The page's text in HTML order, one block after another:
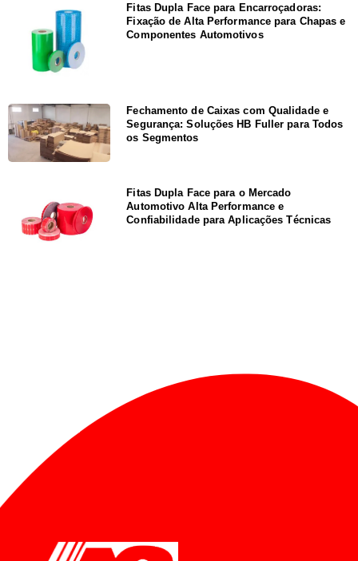
Fitas Dupla Face para Encarroçadoras:
Fixação de Alta Performance para Chapas e
Componentes Automotivos
Fechamento de Caixas com Qualidade e
Segurança: Soluções HB Fuller para Todos
os Segmentos
Fitas Dupla Face para o Mercado
Automotivo Alta Performance e
Confiabilidade para Aplicações Técnicas